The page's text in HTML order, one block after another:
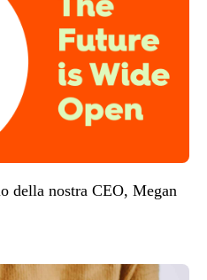
della nostra CEO, Megan